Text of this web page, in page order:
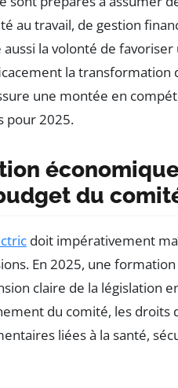
au travail, de gestion
la volonté de
la transformation
une montée en
pour 2025.
du
doit impérativement
En 2025, une
claire de la législation
du comité, les droits
liées à la santé,